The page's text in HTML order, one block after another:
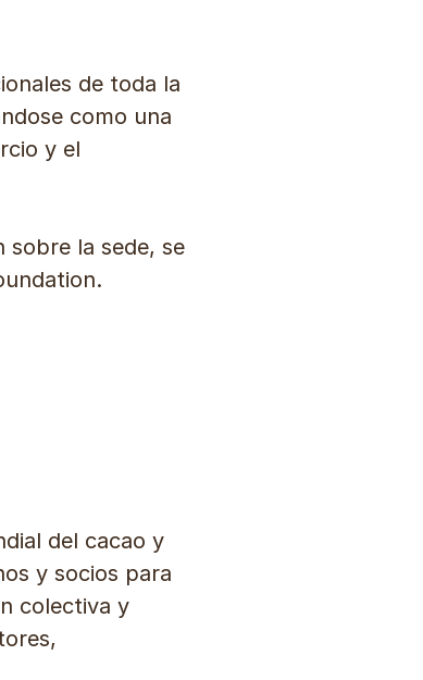
de toda la
como una
y el
sobre la sede, se
del cacao y
y socios para
colectiva y